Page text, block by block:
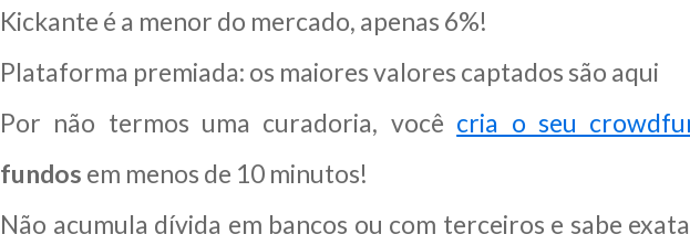
Kickante é a menor do mercado, apenas 6%!
Plataforma premiada: os maiores valores captados são aqui
Por não termos uma curadoria, você cria o seu
fundos em menos de 10 minutos!
Não acumula dívida em bancos ou com terceiros e sabe